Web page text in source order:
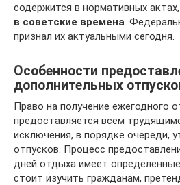
содержится в нормативных актах,
в советские времена .
признал их актуальными сегодня.
Особенности
дополнительных
Право на получение ежегодного
предоставляется всем
исключения, в порядке очереди,
отпусков. Процесс
дней отдыха имеет
стоит изучить гражданам,